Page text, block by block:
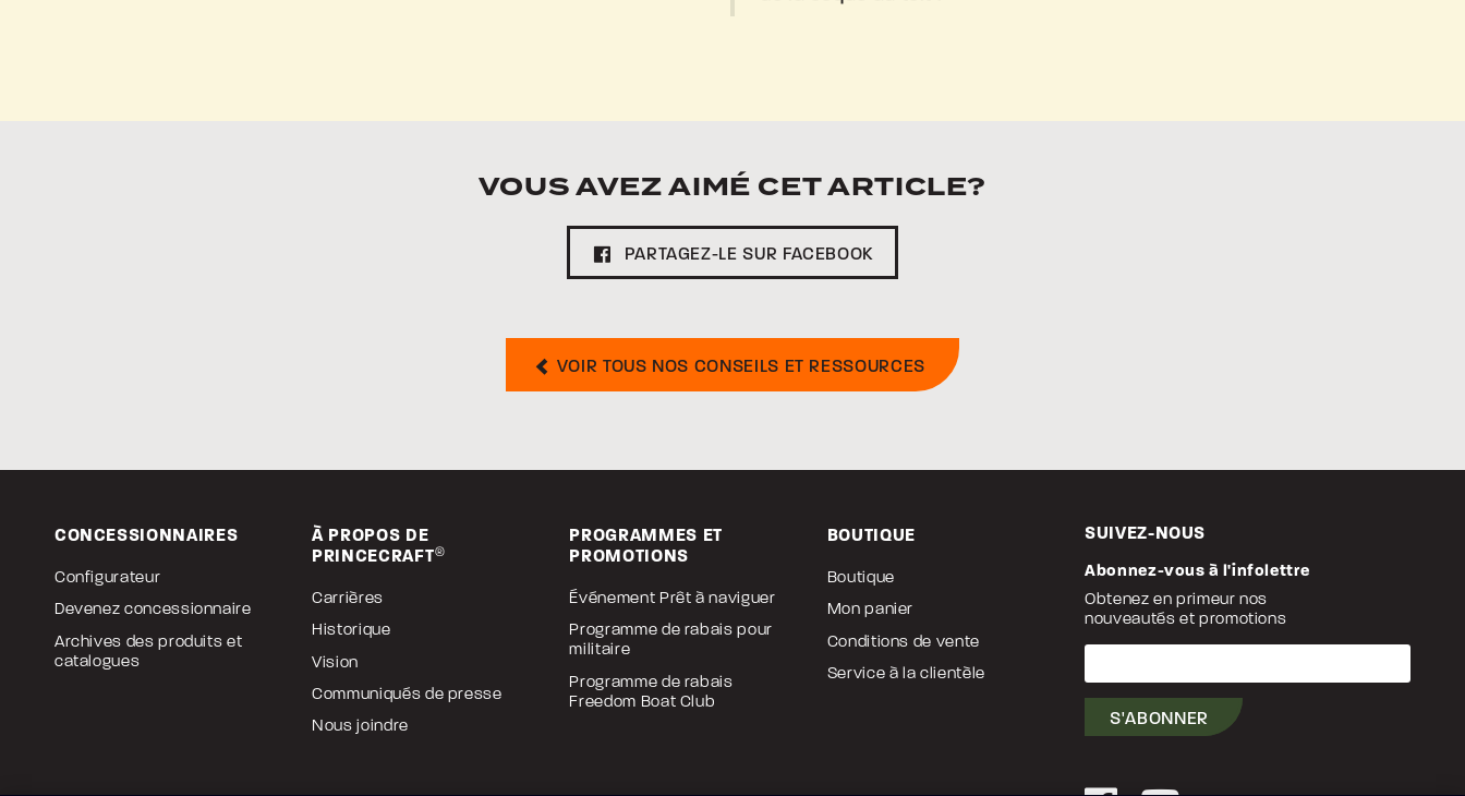
VOUS AVEZ AIMÉ CET ARTICLE?
PARTAGEZ-LE SUR FACEBOOK
VOIR TOUS NOS CONSEILS ET RESSOURCES
CONCESSIONNAIRES
Configurateur
Devenez concessionnaire
Archives des produits et
catalogues
À PROPOS DE
PRINCECRAFT®
Carrières
Historique
Vision
Communiqués de presse
Nous joindre
PROGRAMMES ET
PROMOTIONS
Événement Prêt à naviguer
Programme de rabais pour
militaire
Programme de rabais
Freedom Boat Club
BOUTIQUE
Boutique
Mon panier
Conditions de vente
Service à la clientèle
SUIVEZ-NOUS
Abonnez-vous à l'infolettre
Obtenez en primeur nos
nouveautés et promotions
Votre
S'ABONNER